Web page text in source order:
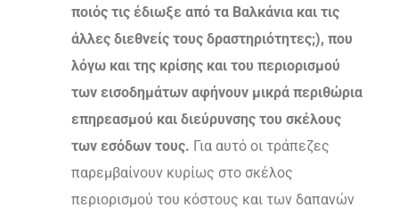
ποιός τις έδιωξε από τα Βαλκάνια και τις
άλλες διεθνείς τους δραστηριότητες;), που
λόγω και της κρίσης και του περιορισμού
των εισοδημάτων αφήνουν μικρά περιθώρια
επηρεασμού και διεύρυνσης του σκέλους
των εσόδων τους. Για αυτό οι τράπεζες
παρεμβαίνουν κυρίως στο σκέλος
περιορισμού του κόστους και των δαπανών